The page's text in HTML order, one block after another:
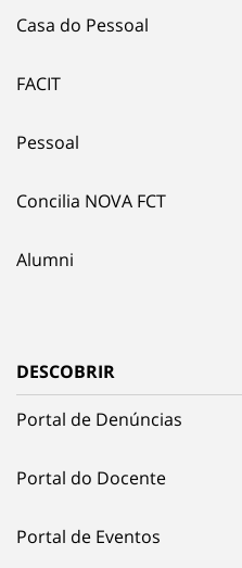
Casa do Pessoal
FACIT
Pessoal
Concilia NOVA FCT
Alumni
DESCOBRIR
Portal de Denúncias
Portal do Docente
Portal de Eventos